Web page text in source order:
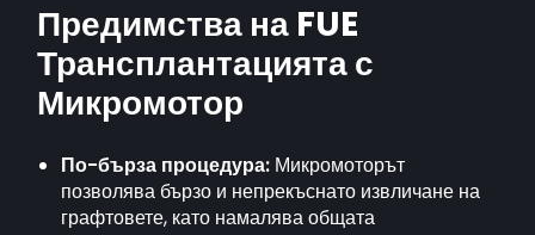
Предимства на FUE
Трансплантацията с
Микромотор
По-бърза процедура: Микромоторът
позволява бързо и непрекъснато извличане на
графтовете, като намалява общата